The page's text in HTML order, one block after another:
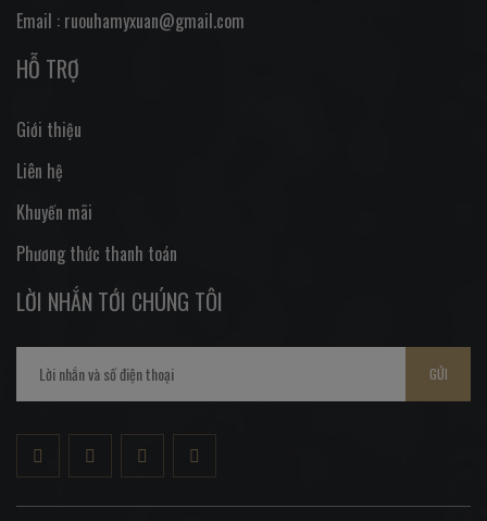
Email : ruouhamyxuan@gmail.com
HỖ TRỢ
Giới thiệu
Liên hệ
Khuyến mãi
Phương thức thanh toán
LỜI NHẮN TỚI CHÚNG TÔI
GỬI